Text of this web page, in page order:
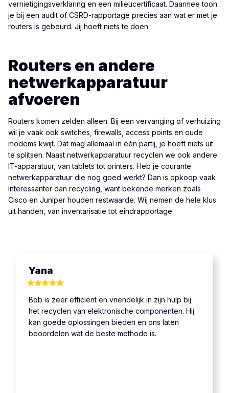
vernietigingsverklaring en een milieucertificaat. Daarmee toon
je bij een audit of CSRD-rapportage precies aan wat er met je
routers is gebeurd. Jij hoeft niets te doen.
Routers en andere
netwerkapparatuur
afvoeren
Routers komen zelden alleen. Bij een vervanging of verhuizing
wil je vaak ook switches, firewalls, access points en oude
modems kwijt. Dat mag allemaal in één partij, je hoeft niets uit
te splitsen. Naast netwerkapparatuur recyclen we ook andere
IT-apparatuur, vantablets tot printers. Heb je courante
netwerkapparatuur die nog goed werkt? Dan is opkoop vaak
interessanter dan recycling, want bekende merken zoals
Cisco en Juniper houden restwaarde. Wij nemen de hele klus
uit handen, van inventarisatie tot eindrapportage.
Yana
Bob is zeer efficiënt en vriendelijk in zijn hulp bij
het recyclen van elektronische componenten. Hij
kan goede oplossingen bieden en ons laten
beoordelen wat de beste methode is.